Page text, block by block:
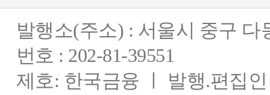
발행소(주소) : 서울시 중구
번호 : 202-81-39551
제호: 한국금융 ㅣ 발행.편집